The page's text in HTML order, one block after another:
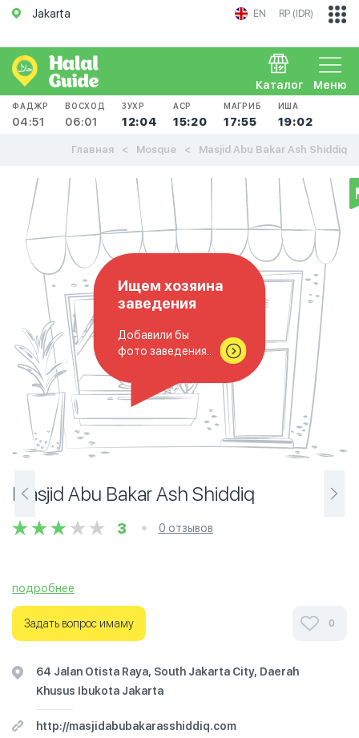
Jakarta EN RP (IDR)
Меню
Каталог
ФАДЖР
04:51
ВОСХОД
06:01
ЗУХР
12:04
АСР
15:20
МАГРИБ
17:55
ИША
19:02
Главная Mosque Masjid Abu Bakar Ash Shiddiq
Ищем хозяина
заведения
Добавили бы
фото заведения..
Masjid Abu Bakar Ash Shiddiq
3 0 отзывов
подробнее
Задать вопрос имаму 0
64 Jalan Otista Raya, South Jakarta City, Daerah
Khusus Ibukota Jakarta
http://masjidabubakarasshiddiq.com